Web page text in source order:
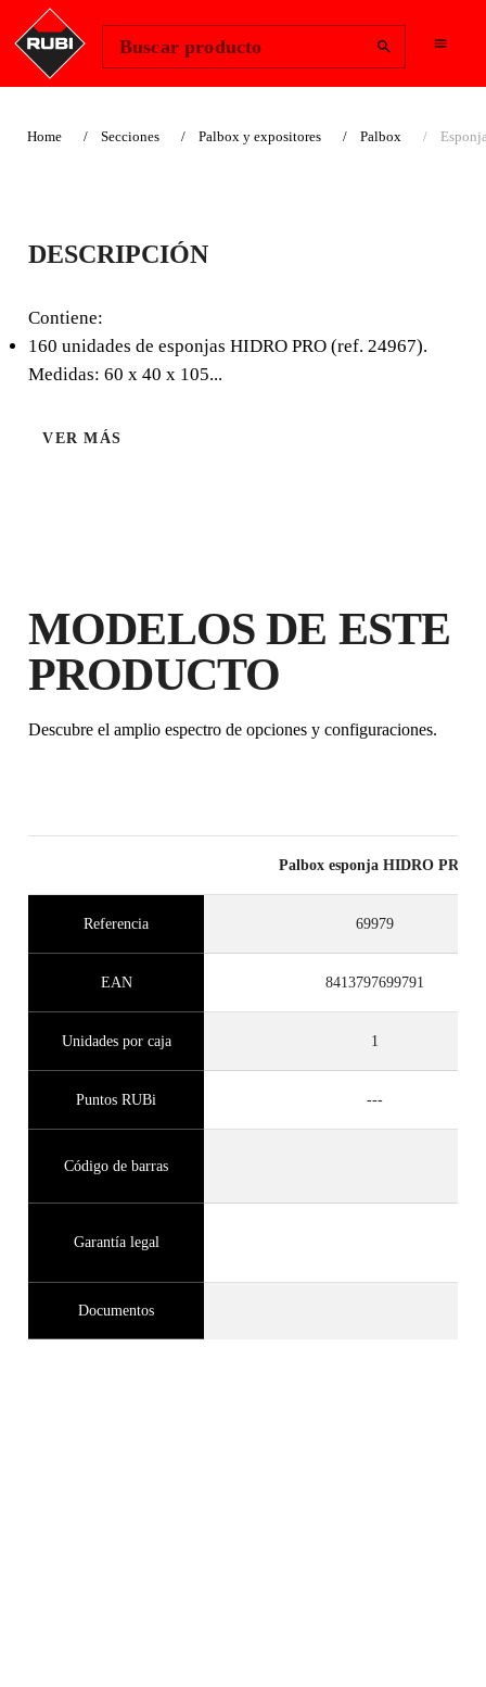
Buscar producto
Home Secciones Palbox y expositores Palbox
ESPONJA HIDRO
PRO PAL BOX
Contiene: - 160 unidades de esponjas HIDRO PRO (ref.
24967). Medidas: 60 x 40 x 105 cm.
DESCRIPCIÓN
Contiene:
160 unidades de esponjas HIDRO PRO (ref. 24967).
Medidas: 60 x 40 x 105...
VER MÁS
MODELOS DE ESTE
PRODUCTO
Descubre el amplio espectro de opciones y configuraciones.
Palbox esponja HIDRO PRO
Referencia 69979
EAN 8413797699791
Unidades por caja 1
Puntos RUBi ---
Código de barras
Garantía legal
Documentos